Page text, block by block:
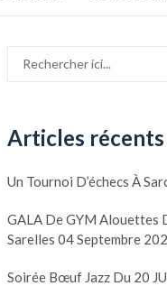
Articles récents
Un Tournoi D’échecs À
GALA De GYM Alouettes
Sarelles 04 Septembre
Soirée Bœuf Jazz Du 20